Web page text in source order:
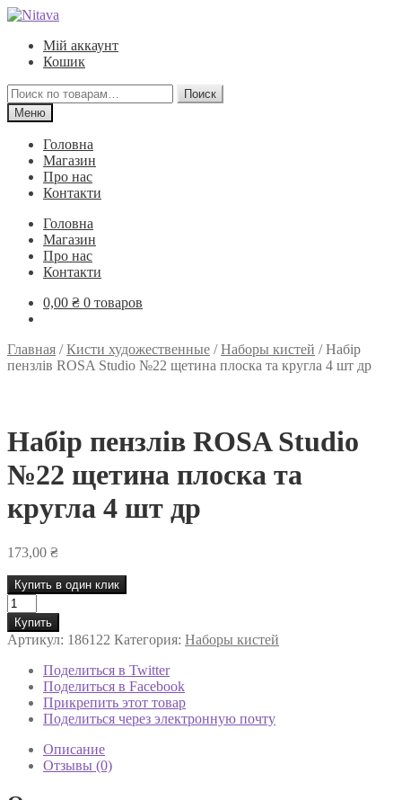
Перейти
навигации
Перейти
содержимому
Мій аккаунт
Кошик
Искать:
Поиск
Меню
Головна
Магазин
Про нас
Контакти
Головна
Магазин
Про нас
Контакти
0,00 ₴ 0 товаров
Главная /Кисти художественные /Наборы кистей /Набір
пензлів ROSA Studio №22 щетина плоска та кругла 4 шт др
Набір пензлів ROSA Studio
№22 щетина плоска та
кругла 4 шт др
173,00 ₴
Купить в один клик
Количество
товара
Набір
пензлів
ROSA
Studio
№22
щетина
плоска
кругла
шт
Купить
Артикул: 186122 Категория: Наборы кистей
Поделиться в Twitter
Поделиться в Facebook
Прикрепить этот товар
Поделиться через электронную почту
Описание
Отзывы (0)